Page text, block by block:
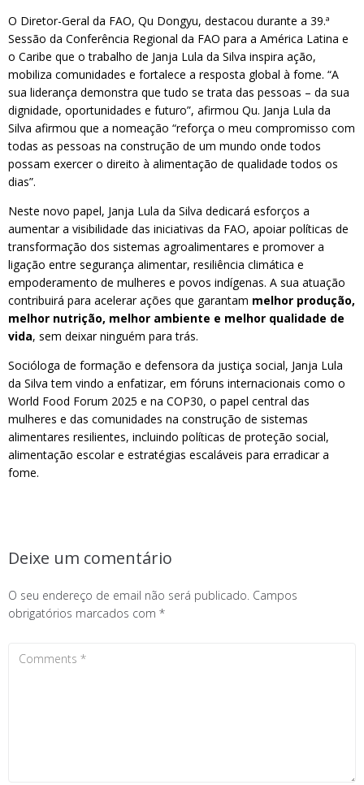
O Diretor-Geral da FAO, Qu Dongyu, destacou durante a 39.ª
Sessão da Conferência Regional da FAO para a América Latina e
o Caribe que o trabalho de Janja Lula da Silva inspira ação,
mobiliza comunidades e fortalece a resposta global à fome. “A
sua liderança demonstra que tudo se trata das pessoas – da sua
dignidade, oportunidades e futuro”, afirmou Qu. Janja Lula da
Silva afirmou que a nomeação “reforça o meu compromisso com
todas as pessoas na construção de um mundo onde todos
possam exercer o direito à alimentação de qualidade todos os
dias”.
Neste novo papel, Janja Lula da Silva dedicará esforços a
aumentar a visibilidade das iniciativas da FAO, apoiar políticas de
transformação dos sistemas agroalimentares e promover a
ligação entre segurança alimentar, resiliência climática e
empoderamento de mulheres e povos indígenas. A sua atuação
contribuirá para acelerar ações que garantam melhor produção,
melhor nutrição, melhor ambiente e melhor qualidade de
vida, sem deixar ninguém para trás.
Socióloga de formação e defensora da justiça social, Janja Lula
da Silva tem vindo a enfatizar, em fóruns internacionais como o
World Food Forum 2025 e na COP30, o papel central das
mulheres e das comunidades na construção de sistemas
alimentares resilientes, incluindo políticas de proteção social,
alimentação escolar e estratégias escaláveis para erradicar a
fome.
Deixe um comentário
O seu endereço de email não será publicado. Campos
obrigatórios marcados com *